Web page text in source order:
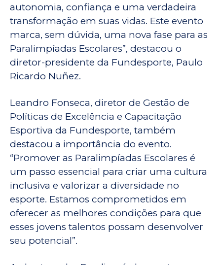
autonomia, confiança e uma verdadeira
transformação em suas vidas. Este evento
marca, sem dúvida, uma nova fase para as
Paralimpíadas Escolares”, destacou o
diretor-presidente da Fundesporte, Paulo
Ricardo Nuñez.
Leandro Fonseca, diretor de Gestão de
Políticas de Excelência e Capacitação
Esportiva da Fundesporte, também
destacou a importância do evento.
“Promover as Paralimpíadas Escolares é
um passo essencial para criar uma cultura
inclusiva e valorizar a diversidade no
esporte. Estamos comprometidos em
oferecer as melhores condições para que
esses jovens talentos possam desenvolver
seu potencial”.